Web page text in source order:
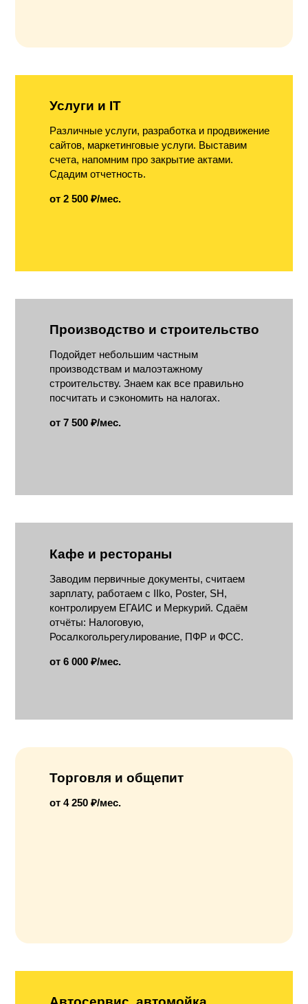
Услуги и IT
Различные услуги, разработка и продвижение
сайтов, маркетинговые услуги. Выставим
счета, напомним про закрытие актами.
Сдадим отчетность.
от 2 500 ₽/мес.
Производство и строительство
Подойдет небольшим частным
производствам и малоэтажному
строительству. Знаем как все правильно
посчитать и сэкономить на налогах.
от 7 500 ₽/мес.
Кафе и рестораны
Заводим первичные документы, считаем
зарплату, работаем с IIko, Poster, SH,
контролируем ЕГАИС и Меркурий. Сдаём
отчёты: Налоговую,
Росалкогольрегулирование, ПФР и ФСС.
от 6 000 ₽/мес.
Торговля и общепит
от 4 250 ₽/мес.